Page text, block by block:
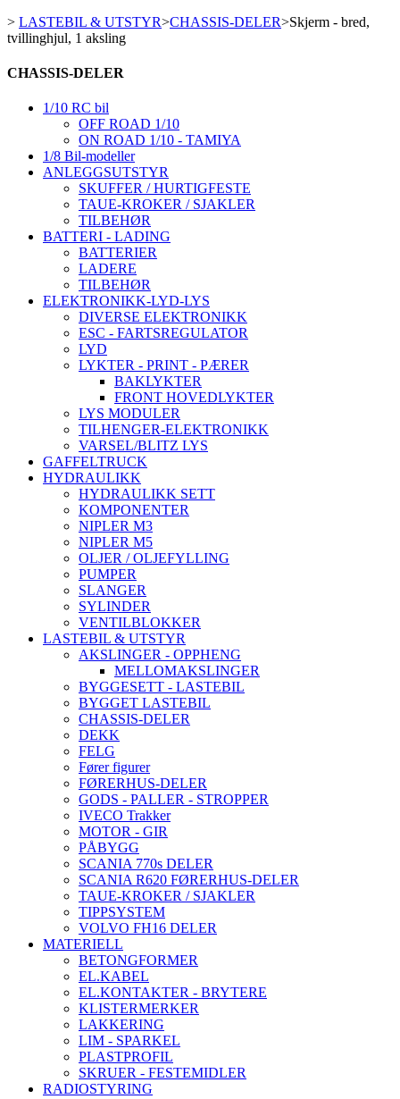
> LASTEBIL & UTSTYR>CHASSIS-DELER>Skjerm - bred,
tvillinghjul, 1 aksling
CHASSIS-DELER
1/10 RC bil
OFF ROAD 1/10
ON ROAD 1/10 - TAMIYA
1/8 Bil-modeller
ANLEGGSUTSTYR
SKUFFER / HURTIGFESTE
TAUE-KROKER / SJAKLER
TILBEHØR
BATTERI - LADING
BATTERIER
LADERE
TILBEHØR
ELEKTRONIKK-LYD-LYS
DIVERSE ELEKTRONIKK
ESC - FARTSREGULATOR
LYD
LYKTER - PRINT - PÆRER
BAKLYKTER
FRONT HOVEDLYKTER
LYS MODULER
TILHENGER-ELEKTRONIKK
VARSEL/BLITZ LYS
GAFFELTRUCK
HYDRAULIKK
HYDRAULIKK SETT
KOMPONENTER
NIPLER M3
NIPLER M5
OLJER / OLJEFYLLING
PUMPER
SLANGER
SYLINDER
VENTILBLOKKER
LASTEBIL & UTSTYR
AKSLINGER - OPPHENG
MELLOMAKSLINGER
BYGGESETT - LASTEBIL
BYGGET LASTEBIL
CHASSIS-DELER
DEKK
FELG
Fører figurer
FØRERHUS-DELER
GODS - PALLER - STROPPER
IVECO Trakker
MOTOR - GIR
PÅBYGG
SCANIA 770s DELER
SCANIA R620 FØRERHUS-DELER
TAUE-KROKER / SJAKLER
TIPPSYSTEM
VOLVO FH16 DELER
MATERIELL
BETONGFORMER
EL.KABEL
EL.KONTAKTER - BRYTERE
KLISTERMERKER
LAKKERING
LIM - SPARKEL
PLASTPROFIL
SKRUER - FESTEMIDLER
RADIOSTYRING